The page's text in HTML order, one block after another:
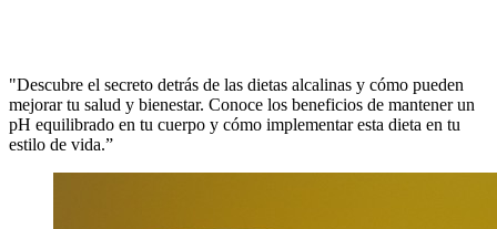
"Descubre el secreto detrás de las dietas alcalinas y cómo pueden
mejorar tu salud y bienestar. Conoce los beneficios de mantener un
pH equilibrado en tu cuerpo y cómo implementar esta dieta en tu
estilo de vida.”